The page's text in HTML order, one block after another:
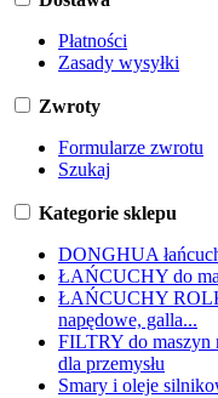
Płatności
Zasady wysyłki
Zwroty
Formularze zwrotu
Szukaj
Kategorie sklepu
DONGHUA
ŁAŃCUCHY do
ŁAŃCUCHY
napędowe, galla...
FILTRY do maszyn
dla przemysłu
Smary i oleje